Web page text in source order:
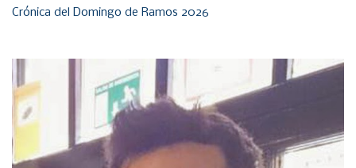
Crónica del Domingo de Ramos 2026